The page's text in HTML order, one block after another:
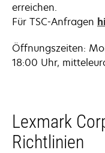
erreichen.
Für TSC-Anfragen
Öffnungszeiten:
18:00 Uhr,
Lexmark
Richtlinien